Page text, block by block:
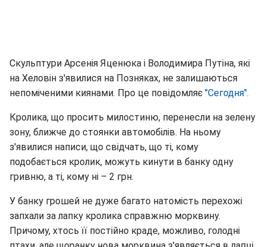
Скульптури Арсенія Яценюка і Володимира Путіна, які
на Хеловін з'явилися на Позняках, не залишаються
непоміченими киянами. Про це повідомляє "Сегодня".
Кролика, що просить милостиню, перенесли на зелену
зону, ближче до стоянки автомобілів. На ньому
з'явилися написи, що свідчать, що ті, кому
подобається кролик, можуть кинути в банку одну
гривню, а ті, кому ні – 2 грн.
У банку грошей не дуже багато натомість перехожі
запхали за лапку кролика справжню морквину.
Причому, хтось її постійно краде, можливо, голодні